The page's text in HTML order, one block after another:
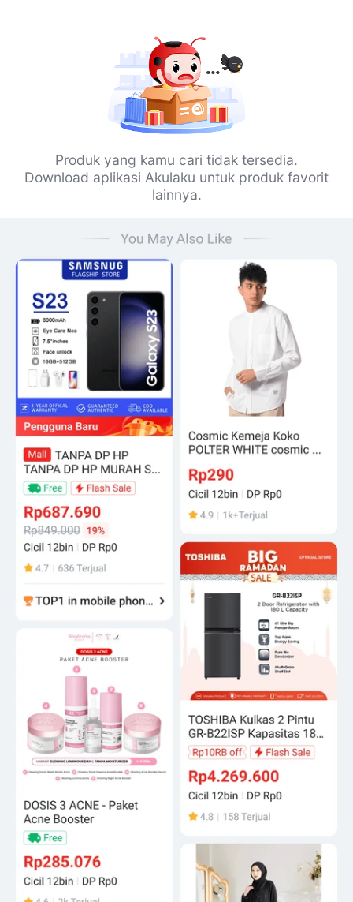
Produk yang kamu cari tidak tersedia.
Download aplikasi Akulaku untuk produk favorit
lainnya.